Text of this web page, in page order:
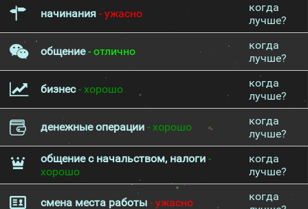
начинания - ужасно
когда
лучше?
общение- отлично
когда
лучше?
бизнес- хорошо
когда
лучше?
денежные операции - хорошо
когда
лучше?
общение с начальством, налоги -
хорошо
когда
лучше?
смена места работы - ужасно
когда